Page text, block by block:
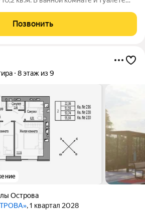
Имеются счётчики на воду и
Позвонить
8 этаж из 9
Острова
, 1 квартал 2028